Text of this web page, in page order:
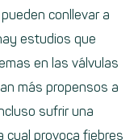
conllevar a
estudios que
en las válvulas
más propensos a
sufrir una
cual provoca fiebres